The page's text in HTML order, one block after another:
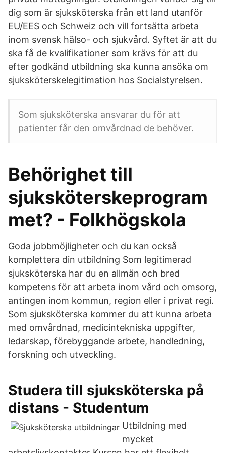
dig som är sjuksköterska från ett land utanför
EU/EES och Schweiz och vill fortsätta arbeta
inom svensk hälso- och sjukvård. Syftet är att du
ska få de kvalifikationer som krävs för att du
efter godkänd utbildning ska kunna ansöka om
sjuksköterskelegitimation hos Socialstyrelsen.
Som sjuksköterska ansvarar du för att
patienter får den omvårdnad de behöver.
Behörighet till
sjuksköterskeprogram
met? - Folkhögskola
Goda jobbmöjligheter och du kan också
komplettera din utbildning Som legitimerad
sjuksköterska har du en allmän och bred
kompetens för att arbeta inom vård och omsorg,
antingen inom kommun, region eller i privat regi.
Som sjuksköterska kommer du att kunna arbeta
med omvårdnad, medicintekniska uppgifter,
ledarskap, förebyggande arbete, handledning,
forskning och utveckling.
Studera till sjuksköterska på
distans - Studentum
Utbildning med
mycket